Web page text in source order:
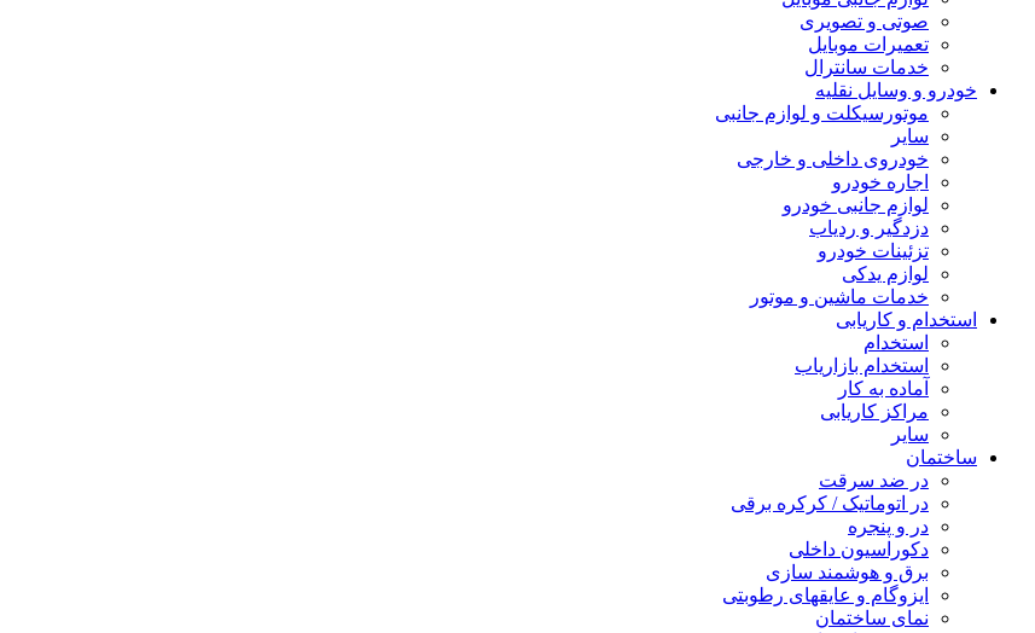
صوتی و تصویری
تعمیرات موبایل
خدمات سانترال
خودرو و وسایل نقلیه
موتورسیکلت و لوازم جانبی
سایر
خودروی داخلی و خارجی
اجاره خودرو
لوازم جانبی خودرو
دزدگیر و ردیاب
تزئینات خودرو
لوازم یدکی
خدمات ماشین و موتور
استخدام و کاریابی
استخدام
استخدام بازاریاب
آماده به کار
مراکز کاریابی
سایر
ساختمان
در ضد سرقت
در اتوماتیک / کرکره برقی
در و پنجره
دکوراسیون داخلی
برق و هوشمند سازی
ایزوگام و عایقهای رطوبتی
نمای ساختمان